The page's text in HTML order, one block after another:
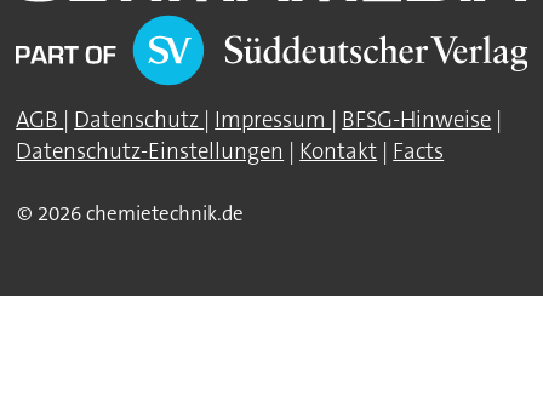
AGB | Datenschutz | Impressum | BFSG-Hinweise |
Datenschutz-Einstellungen | Kontakt | Facts
© 2026 chemietechnik.de